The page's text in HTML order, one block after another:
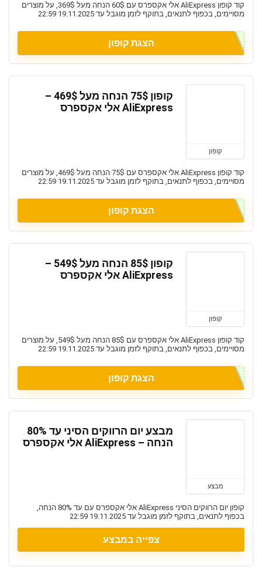
קוד קופון AliExpress אלי אקספרס עם 60$ הנחה מעל 369$, על מוצרים
מסויימים, בכפוף לתנאים, בתוקף לזמן מוגבל עד 19.11.2025 22:59
הצגת קופון
קופון
קופון 75$ הנחה מעל 469$ –
AliExpress אלי אקספרס
קוד קופון AliExpress אלי אקספרס עם 75$ הנחה מעל 469$, על מוצרים
מסויימים, בכפוף לתנאים, בתוקף לזמן מוגבל עד 19.11.2025 22:59
הצגת קופון
קופון
קופון 85$ הנחה מעל 549$ –
AliExpress אלי אקספרס
קוד קופון AliExpress אלי אקספרס עם 85$ הנחה מעל 549$, על מוצרים
מסויימים, בכפוף לתנאים, בתוקף לזמן מוגבל עד 19.11.2025 22:59
הצגת קופון
מבצע
מבצע יום הרווקים הסיני עד 80%
הנחה – AliExpress אלי אקספרס
קופון יום הרווקים הסיני AliExpress אלי אקספרס עם עד 80% הנחה,
בכפוף לתנאים, בתוקף לזמן מוגבל עד 19.11.2025 22:59
צפייה במבצע